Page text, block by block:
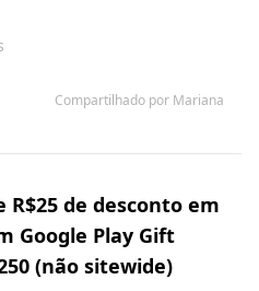
Compartilhado por Mariana
R$25 de desconto em
Google Play Gift
(não sitewide)